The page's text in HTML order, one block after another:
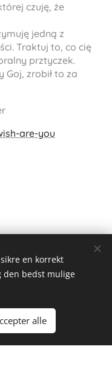
czuję, że
jedną z
Traktuj to, co cię
prztyczek.
Goj, zrobił to za
are-you
tanker
2019
CookiesKom i gang
en korrekt
den bedst mulige
alle